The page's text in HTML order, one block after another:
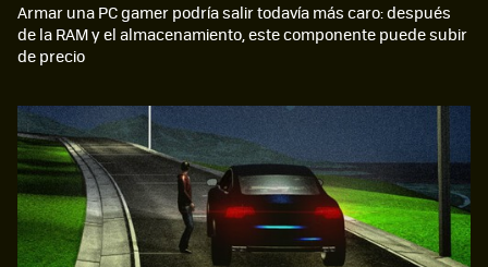
Armar una PC gamer podría salir todavía más caro: después
de la RAM y el almacenamiento, este componente puede subir
de precio